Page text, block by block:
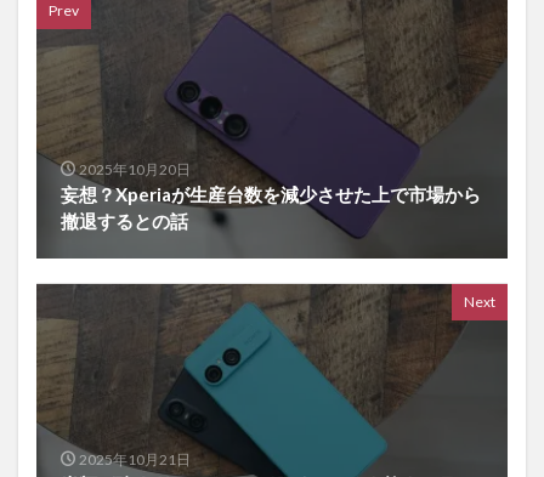
Prev
2025年10月20日
妄想？Xperiaが生産台数を減少させた上で市場から
撤退するとの話
Next
2025年10月21日